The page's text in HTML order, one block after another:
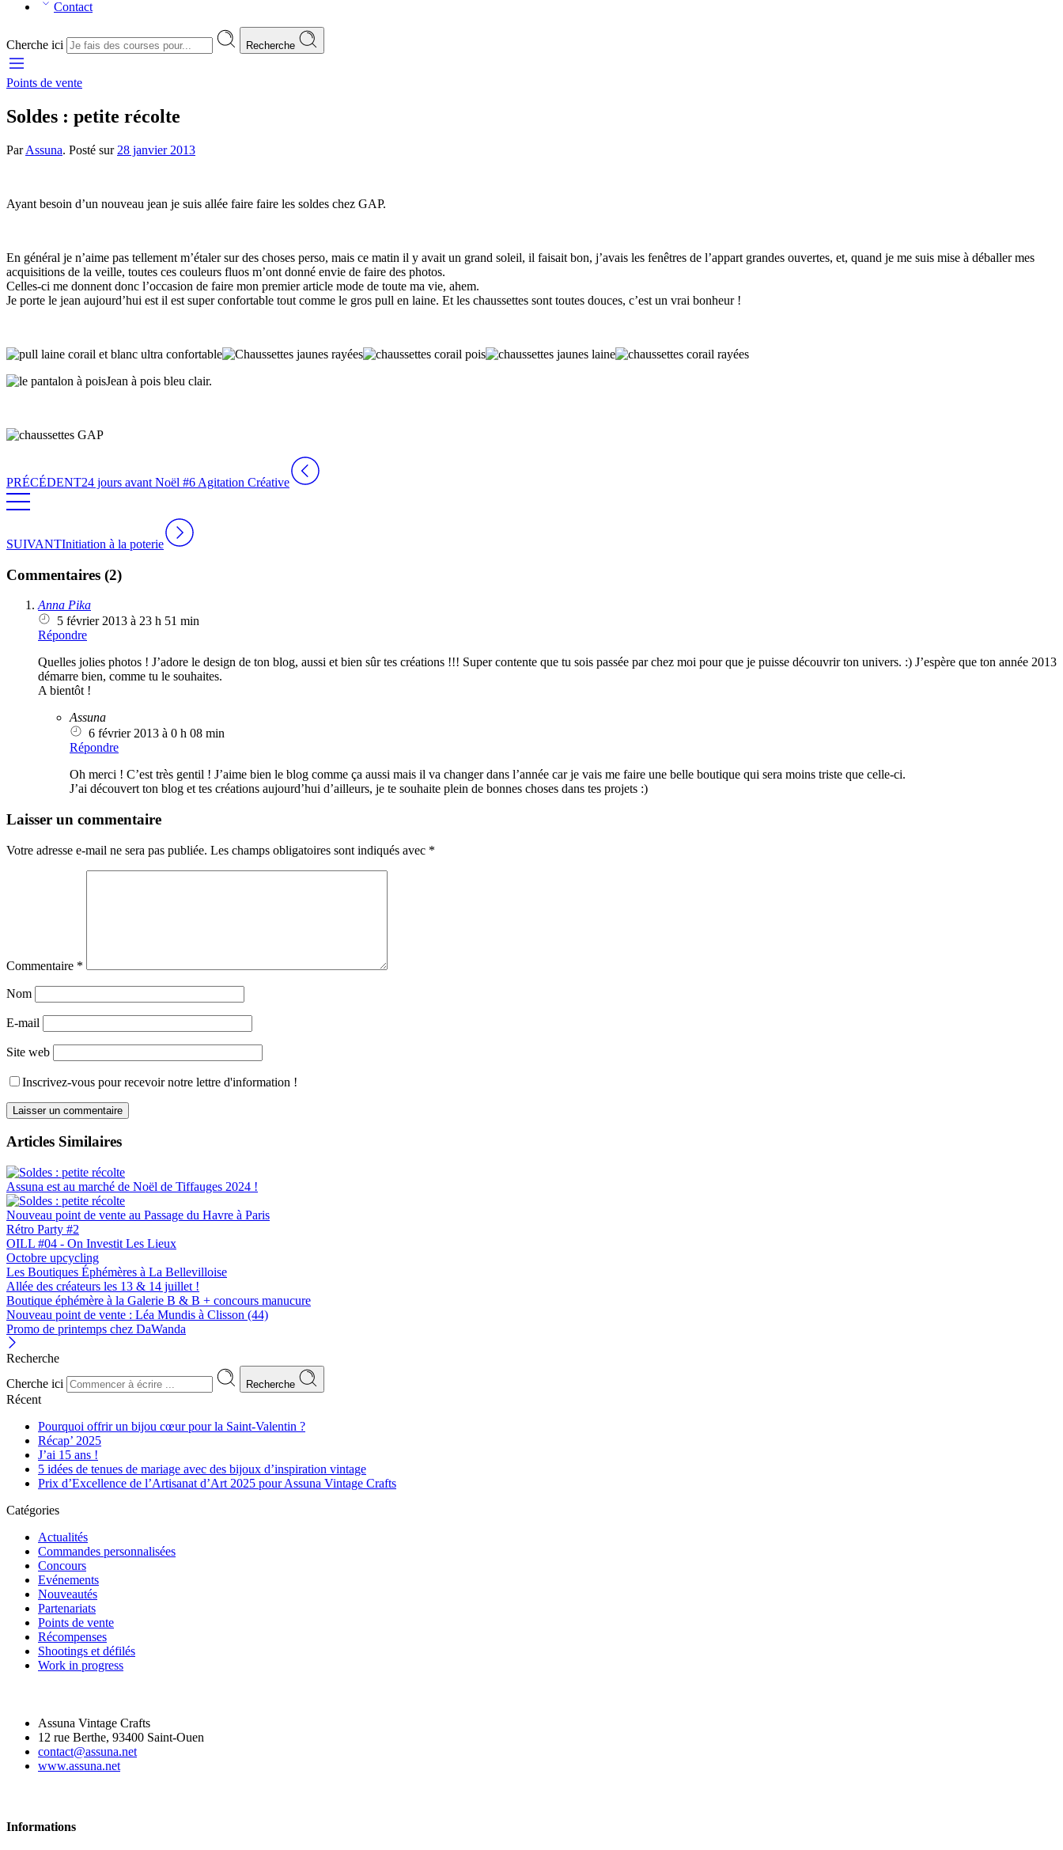
Contact
Cherche ici Recherche
Points de vente
Soldes : petite récolte
ParAssuna. Posté sur 28 janvier 2013
Ayant besoin d’un nouveau jean je suis allée faire faire les soldes chez GAP.
En général je n’aime pas tellement m’étaler sur des choses perso, mais ce matin il y avait un grand soleil, il faisait bon, j’avais les fenêtres de l’appart grandes ouvertes, et, quand je me suis mise à déballer mes
acquisitions de la veille, toutes ces couleurs fluos m’ont donné envie de faire des photos.
Celles-ci me donnent donc l’occasion de faire mon premier article mode de toute ma vie, ahem.
Je porte le jean aujourd’hui est il est super confortable tout comme le gros pull en laine. Et les chaussettes sont toutes douces, c’est un vrai bonheur !
Jean à pois bleu clair.
PRÉCÉDENT24 jours avant Noël #6 Agitation Créative
SUIVANTInitiation à la poterie
Commentaires (2)
Anna Pika
5 février 2013 à 23 h 51 min
Répondre
Quelles jolies photos ! J’adore le design de ton blog, aussi et bien sûr tes créations !!! Super contente que tu sois passée par chez moi pour que je puisse découvrir ton univers. :) J’espère que ton année 2013
démarre bien, comme tu le souhaites.
A bientôt !
Assuna
6 février 2013 à 0 h 08 min
Répondre
Oh merci ! C’est très gentil ! J’aime bien le blog comme ça aussi mais il va changer dans l’année car je vais me faire une belle boutique qui sera moins triste que celle-ci.
J’ai découvert ton blog et tes créations aujourd’hui d’ailleurs, je te souhaite plein de bonnes choses dans tes projets :)
Laisser un commentaire
Votre adresse e-mail ne sera pas publiée. Les champs obligatoires sont indiqués avec *
Commentaire *
Nom
E-mail
Site web
Inscrivez-vous pour recevoir notre lettre d'information !
Articles Similaires
Assuna est au marché de Noël de Tiffauges 2024 !
Nouveau point de vente au Passage du Havre à Paris
Rétro Party #2
OILL #04 - On Investit Les Lieux
Octobre upcycling
Les Boutiques Éphémères à La Bellevilloise
Allée des créateurs les 13 & 14 juillet !
Boutique éphémère à la Galerie B & B + concours manucure
Nouveau point de vente : Léa Mundis à Clisson (44)
Promo de printemps chez DaWanda
Recherche
Cherche ici
Recherche
Récent
Pourquoi offrir un bijou cœur pour la Saint-Valentin ?
Récap’ 2025
J’ai 15 ans !
5 idées de tenues de mariage avec des bijoux d’inspiration vintage
Prix d’Excellence de l’Artisanat d’Art 2025 pour Assuna Vintage Crafts
Catégories
Actualités
Commandes personnalisées
Concours
Evénements
Nouveautés
Partenariats
Points de vente
Récompenses
Shootings et défilés
Work in progress
Assuna Vintage Crafts
12 rue Berthe, 93400 Saint-Ouen
contact@assuna.net
www.assuna.net
Informations